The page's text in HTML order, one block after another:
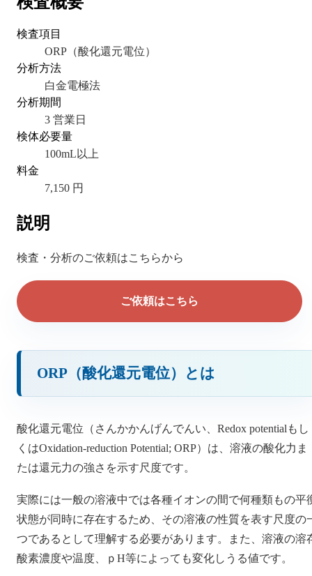
検査項目
ORP（酸化還元電位）
分析方法
白金電極法
分析期間
3 営業日
検体必要量
100mL以上
料金
7,150 円
説明
検査・分析のご依頼はこちらから
ご依頼はこちら
ORP（酸化還元電位）とは
酸化還元電位（さんかかんげんでんい、Redox potentialもし
くはOxidation-reduction Potential; ORP）は、溶液の酸化力ま
たは還元力の強さを示す尺度です。
実際には一般の溶液中では各種イオンの間で何種類もの平
状態が同時に存在するため、その溶液の性質を表す尺度の
つであるとして理解する必要があります。また、溶液の溶
酸素濃度や温度、ｐH等によっても変化しうる値です。